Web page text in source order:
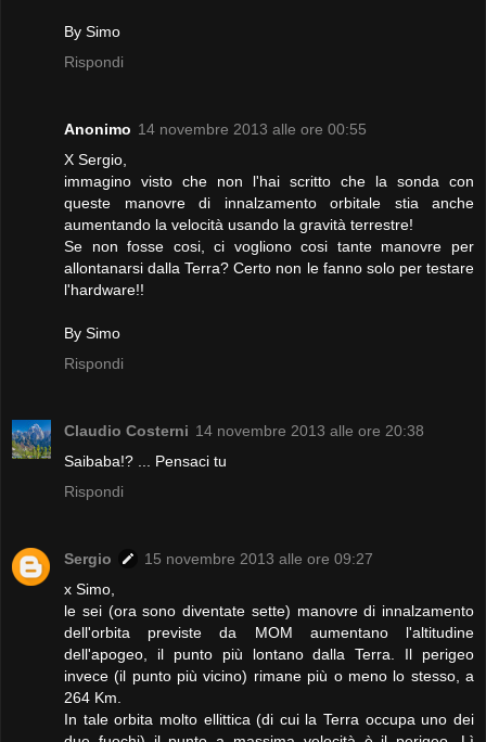
By Simo
Rispondi
Anonimo 14 novembre 2013 alle ore 00:55
X Sergio,
immagino visto che non l'hai scritto che la sonda con
queste manovre di innalzamento orbitale stia anche
aumentando la velocità usando la gravità terrestre!
Se non fosse cosi, ci vogliono cosi tante manovre per
allontanarsi dalla Terra? Certo non le fanno solo per testare
l'hardware!!
By Simo
Rispondi
Claudio Costerni 14 novembre 2013 alle ore 20:38
Saibaba!? ... Pensaci tu
Rispondi
Sergio
15 novembre 2013 alle ore 09:27
x Simo,
le sei (ora sono diventate sette) manovre di innalzamento
dell'orbita previste da MOM aumentano l'altitudine
dell'apogeo, il punto più lontano dalla Terra. Il perigeo
invece (il punto più vicino) rimane più o meno lo stesso, a
264 Km.
In tale orbita molto ellittica (di cui la Terra occupa uno dei